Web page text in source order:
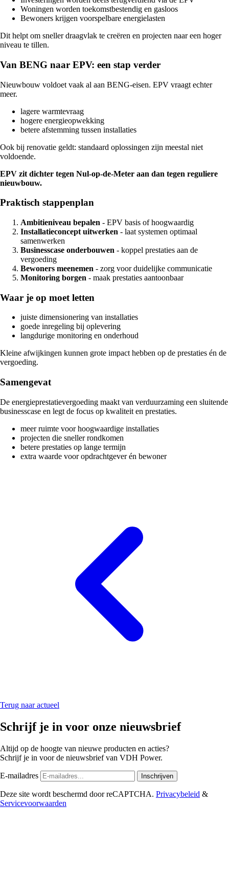
Woningen worden toekomstbestendig en gasloos
Bewoners krijgen voorspelbare energielasten
Dit helpt om sneller draagvlak te creëren en projecten naar een hoger
niveau te tillen.
Van BENG naar EPV: een stap verder
Nieuwbouw voldoet vaak al aan BENG-eisen. EPV vraagt echter
meer.
lagere warmtevraag
hogere energieopwekking
betere afstemming tussen installaties
Ook bij renovatie geldt: standaard oplossingen zijn meestal niet
voldoende.
EPV zit dichter tegen Nul-op-de-Meter aan dan tegen reguliere
nieuwbouw.
Praktisch stappenplan
Ambitieniveau bepalen - EPV basis of hoogwaardig
Installatieconcept uitwerken - laat systemen optimaal
samenwerken
Businesscase onderbouwen - koppel prestaties aan de
vergoeding
Bewoners meenemen - zorg voor duidelijke communicatie
Monitoring borgen - maak prestaties aantoonbaar
Waar je op moet letten
juiste dimensionering van installaties
goede inregeling bij oplevering
langdurige monitoring en onderhoud
Kleine afwijkingen kunnen grote impact hebben op de prestaties én de
vergoeding.
Samengevat
De energieprestatievergoeding maakt van verduurzaming een sluitende
businesscase en legt de focus op kwaliteit en prestaties.
meer ruimte voor hoogwaardige installaties
projecten die sneller rondkomen
betere prestaties op lange termijn
extra waarde voor opdrachtgever én bewoner
Terug naar actueel
Schrijf je in voor onze nieuwsbrief
Altijd op de hoogte van nieuwe producten en acties?
Schrijf je in voor de nieuwsbrief van VDH Power.
E-mailadres Inschrijven
Deze site wordt beschermd door reCAPTCHA. Privacybeleid &
Servicevoorwaarden